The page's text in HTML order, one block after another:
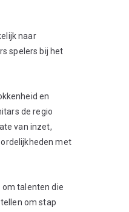
naar
spelers bij het
en
de regio
van inzet,
met
talenten die
om stap